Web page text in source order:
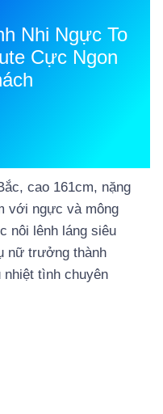
Nhi Ngực To
Cực Ngon
cao 161cm, nặng
với ngực và mông
nôi lênh láng siêu
nữ trưởng thành
nhiệt tình chuyên